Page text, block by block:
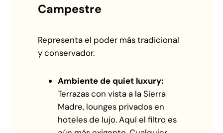
Campestre
Representa el poder más tradicional
y conservador.
Ambiente de quiet luxury:
Terrazas con vista a la Sierra
Madre, lounges privados en
hoteles de lujo. Aquí el filtro es